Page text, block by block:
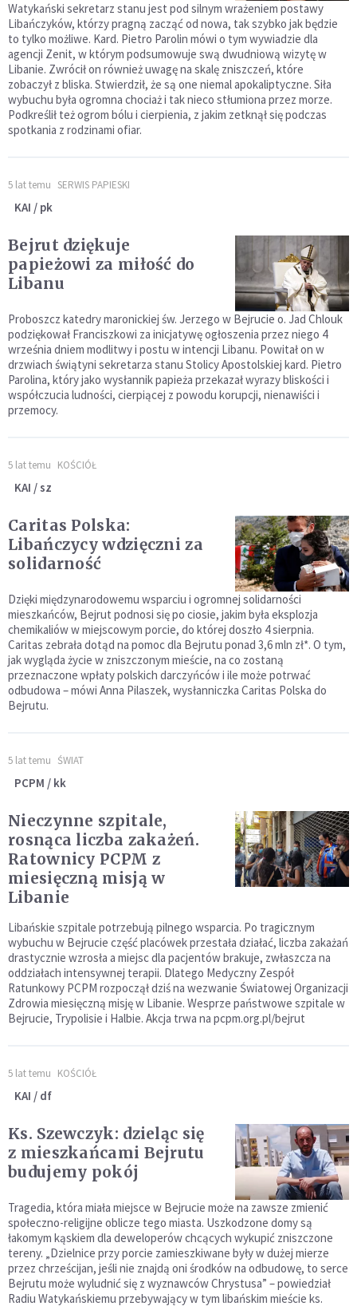
Watykański sekretarz stanu jest pod silnym wrażeniem postawy
Libańczyków, którzy pragną zacząć od nowa, tak szybko jak będzie
to tylko możliwe. Kard. Pietro Parolin mówi o tym wywiadzie dla
agencji Zenit, w którym podsumowuje swą dwudniową wizytę w
Libanie. Zwrócił on również uwagę na skalę zniszczeń, które
zobaczył z bliska. Stwierdził, że są one niemal apokaliptyczne. Siła
wybuchu była ogromna chociaż i tak nieco stłumiona przez morze.
Podkreślił też ogrom bólu i cierpienia, z jakim zetknął się podczas
spotkania z rodzinami ofiar.
5 lat temu SERWIS PAPIESKI
KAI / pk
Bejrut dziękuje
papieżowi za miłość do
Libanu
Proboszcz katedry maronickiej św. Jerzego w Bejrucie o. Jad Chlouk
podziękował Franciszkowi za inicjatywę ogłoszenia przez niego 4
września dniem modlitwy i postu w intencji Libanu. Powitał on w
drzwiach świątyni sekretarza stanu Stolicy Apostolskiej kard. Pietro
Parolina, który jako wysłannik papieża przekazał wyrazy bliskości i
współczucia ludności, cierpiącej z powodu korupcji, nienawiści i
przemocy.
5 lat temu KOŚCIÓŁ
KAI / sz
Caritas Polska:
Libańczycy wdzięczni za
solidarność
Dzięki międzynarodowemu wsparciu i ogromnej solidarności
mieszkańców, Bejrut podnosi się po ciosie, jakim była eksplozja
chemikaliów w miejscowym porcie, do której doszło 4 sierpnia.
Caritas zebrała dotąd na pomoc dla Bejrutu ponad 3,6 mln zł*. O tym,
jak wygląda życie w zniszczonym mieście, na co zostaną
przeznaczone wpłaty polskich darczyńców i ile może potrwać
odbudowa – mówi Anna Pilaszek, wysłanniczka Caritas Polska do
Bejrutu.
5 lat temu ŚWIAT
PCPM / kk
Nieczynne szpitale,
rosnąca liczba zakażeń.
Ratownicy PCPM z
miesięczną misją w
Libanie
Libańskie szpitale potrzebują pilnego wsparcia. Po tragicznym
wybuchu w Bejrucie część placówek przestała działać, liczba zakażań
drastycznie wzrosła a miejsc dla pacjentów brakuje, zwłaszcza na
oddziałach intensywnej terapii. Dlatego Medyczny Zespół
Ratunkowy PCPM rozpoczął dziś na wezwanie Światowej Organizacji
Zdrowia miesięczną misję w Libanie. Wesprze państwowe szpitale w
Bejrucie, Trypolisie i Halbie. Akcja trwa na pcpm.org.pl/bejrut
5 lat temu KOŚCIÓŁ
KAI / df
Ks. Szewczyk: dzieląc się
z mieszkańcami Bejrutu
budujemy pokój
Tragedia, która miała miejsce w Bejrucie może na zawsze zmienić
społeczno-religijne oblicze tego miasta. Uszkodzone domy są
łakomym kąskiem dla deweloperów chcących wykupić zniszczone
tereny. „Dzielnice przy porcie zamieszkiwane były w dużej mierze
przez chrześcijan, jeśli nie znajdą oni środków na odbudowę, to serce
Bejrutu może wyludnić się z wyznawców Chrystusa” – powiedział
Radiu Watykańskiemu przebywający w tym libańskim mieście ks.